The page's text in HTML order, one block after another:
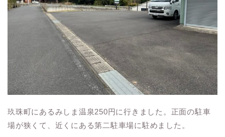
玖珠町にあるみしま温泉250円に行きました。正面の駐車
場が狭くて、近くにある第二駐車場に駐めました。